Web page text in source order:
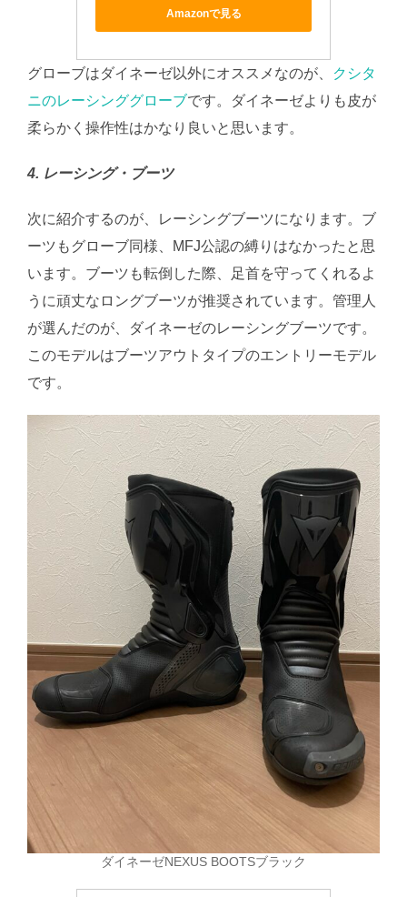
Amazonで見る
グローブはダイネーゼ以外にオススメなのが、
クシタ
ニのレーシンググローブです。ダイネーゼよりも皮が
柔らかく操作性はかなり良いと思います。
4. レーシング・ブーツ
次に紹介するのが、レーシングブーツになります。ブ
ーツもグローブ同様、MFJ公認の縛りはなかったと思
います。ブーツも転倒した際、足首を守ってくれるよ
うに頑丈なロングブーツが推奨されています。管理人
が選んだのが、ダイネーゼのレーシングブーツです。
このモデルはブーツアウトタイプのエントリーモデル
です。
ダイネーゼNEXUS BOOTSブラック